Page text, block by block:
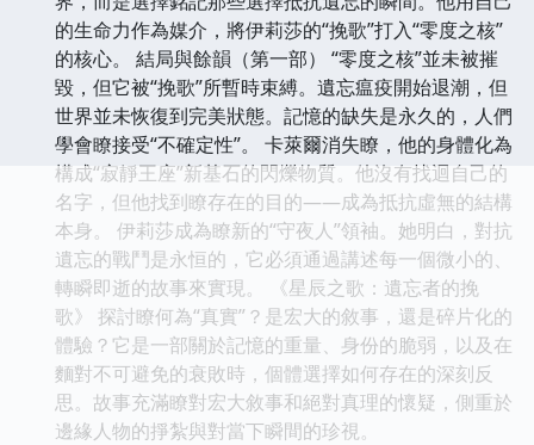
的生命力作為媒介，將伊莉莎的“挽歌”打入“零度之核”
的核心。 結局與餘韻（第一部） “零度之核”並未被摧
毀，但它被“挽歌”所暫時束縛。遺忘瘟疫開始退潮，但
世界並未恢復到完美狀態。記憶的缺失是永久的，人們
學會瞭接受“不確定性”。 卡萊爾消失瞭，他的身體化為
構成“寂靜王座”新基石的閃爍物質。他沒有找迴自己的
名字，但他找到瞭存在的目的——成為抵抗虛無的結構
本身。 伊莉莎成為瞭新的“守夜人”領袖。她明白，對抗
遺忘的戰鬥是永恒的，它必須通過講述每一個微小的、
轉瞬即逝的故事來實現。 《星辰之歌：遺忘者的挽
歌》 探討瞭何為“真實”？是宏大的敘事，還是碎片化的
體驗？它是一部關於記憶的重量、身份的脆弱，以及在
麵對不可避免的衰敗時，個體選擇如何存在的深刻反
思。故事充滿瞭對宏大敘事和絕對真理的懷疑，側重於
邊緣人物的掙紮與對當下瞬間的珍視。